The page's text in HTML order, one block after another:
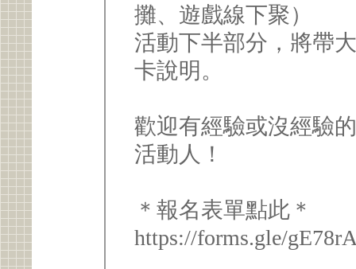
攤、遊戲線下聚）
活動下半部分，將帶
卡說明。
歡迎有經驗或沒經驗
活動人！
＊報名表單點此＊
https://forms.gle/